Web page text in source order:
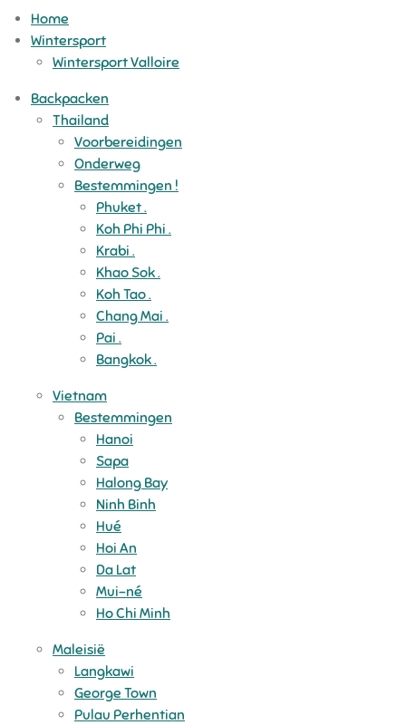
Home
Wintersport
Wintersport Valloire
Backpacken
Thailand
Voorbereidingen
Onderweg
Bestemmingen !
Phuket .
Koh Phi Phi .
Krabi .
Khao Sok .
Koh Tao .
Chang Mai .
Pai .
Bangkok .
Vietnam
Bestemmingen
Hanoi
Sapa
Halong Bay
Ninh Binh
Hué
Hoi An
Da Lat
Mui-né
Ho Chi Minh
Maleisië
Langkawi
George Town
Pulau Perhentian